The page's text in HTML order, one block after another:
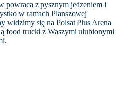
powraca z pysznym jedzeniem i
w ramach Planszowej
widzimy się na Polsat Plus Arena
food trucki z Waszymi ulubionymi